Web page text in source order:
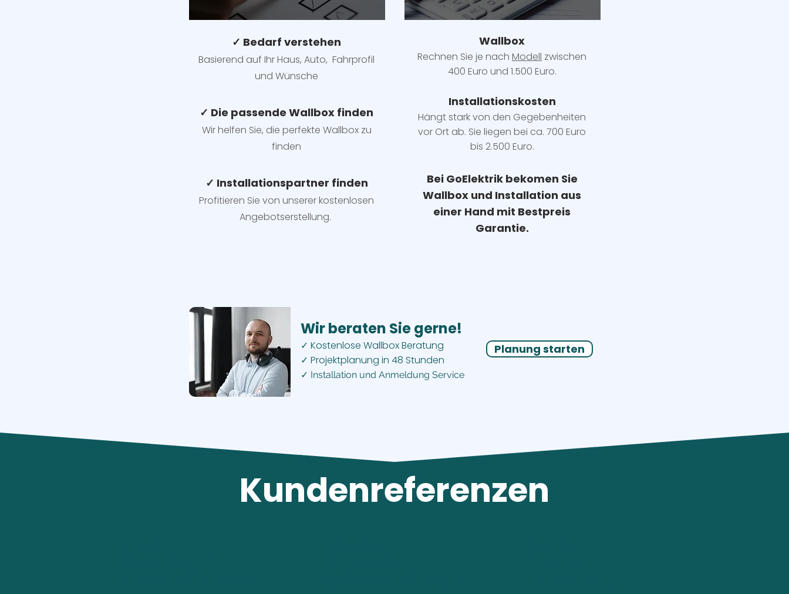
✓ Bedarf verstehen
Basierend auf Ihr Haus, Auto, Fahrprofil
und Wünsche
✓ Die passende Wallbox finden
Wir helfen Sie, die perfekte Wallbox zu
finden
✓ Installationspartner finden
Profitieren Sie von unserer kostenlosen
Angebotserstellung.
Wallbox
Rechnen Sie je nach Modell zwischen
400 Euro und 1.500 Euro.
Installationskosten
Hängt stark von den Gegebenheiten
vor Ort ab. Sie liegen bei ca. 700 Euro
bis 2.500 Euro.
Bei GoElektrik bekomen Sie
Wallbox und Installation aus
einer Hand mit Bestpreis
Garantie.
Wir beraten Sie gerne!
✓ Kostenlose Wallbox Beratung
✓ Projektplanung in 48 Stunden
✓ Installation und Anmeldung Service
Planung starten
Kundenreferenzen